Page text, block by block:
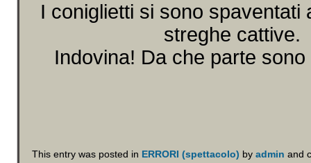
I coniglietti si sono spaventati
streghe cattive.
Indovina! Da che parte
This entry was posted in ERRORI (spettacolo) byadmin and